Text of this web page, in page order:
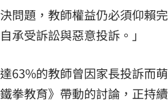
問題，教師權益仍必須仰賴完
承受訴訟與惡意投訴。」
63%的教師曾因家長投訴而萌
拳教育》帶動的討論，正持續